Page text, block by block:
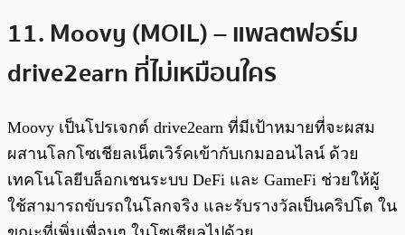
11. Moovy (MOIL) – แพลตฟอร์ม
drive2earn ที่ไม่เหมือนใคร
Moovy เป็นโปรเจกต์ drive2earn ที่มีเป้าหมายที่จะผสม
ผสานโลกโซเชียลเน็ตเวิร์คเข้ากับเกมออนไลน์ ด้วย
เทคโนโลยีบล็อกเชนระบบ DeFi และ GameFi ช่วยให้ผู้
ใช้สามารถขับรถในโลกจริง และรับรางวัลเป็นคริปโต ใน